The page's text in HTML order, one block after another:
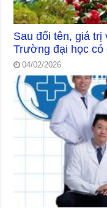
Sau đổi tên, giá trị
Trường đại học có
04/02/2026